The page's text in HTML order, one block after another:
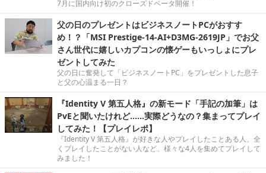
7月に国内向け初のクローズドベータ開催！
父の日のプレゼントはビジネスノートPCがおすす
め！？「MSI Prestige-14-AI+D3MG-2619JP」でお父
さん世代に嬉しいカプコンの懐ゲーもいっしょにプレ
ゼントしてみた
父の日に奮発して「ビジネスノートPC」をプレゼントした息子
と父の心温まる一日？
『Identity V 第五人格』の新モード「手記の加筆」は
PvEと聞いたけれど……実際どうなの？集まってプレイ
してみた！【プレイレポ】
『Identity V 第五人格』が好きな人やプレイしたことある人、全
くプレイしたことがない人など、様々な4人を集めてプレイして
みました！